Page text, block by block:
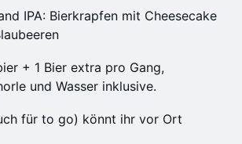
IPA: Bierkrapfen mit Cheesecake
+ 1 Bier extra pro Gang,
und Wasser inklusive.
für to go) könnt ihr vor Ort